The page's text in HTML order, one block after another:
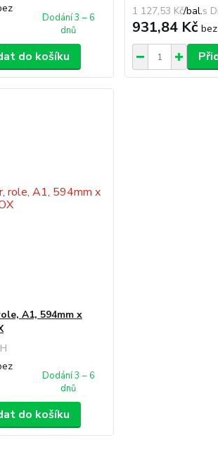
Dodání 3 – 6
dnů
do košíku
1 127,53 Kč/bal.
931,84 Kč
A1, 594mm x
Dodání 3 – 6
dnů
do košíku